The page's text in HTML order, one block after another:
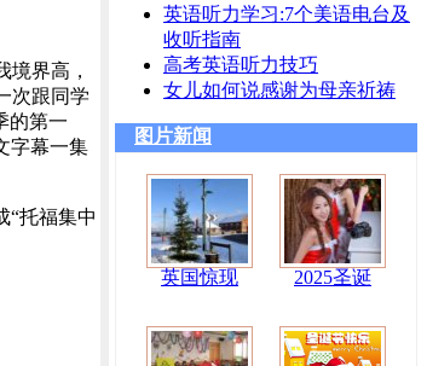
境界高，
次跟同学
的第一
字幕一集
“托福集中
英语听力学习:7个美语电台及
收听指南
高考英语听力技巧
女儿如何说感谢为母亲祈祷
图片新闻
英国惊现 2025圣诞